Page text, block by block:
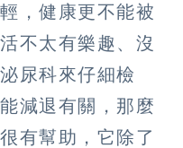
，健康更不能被
不太有樂趣、沒
尿科來仔細檢
減退有關，那麼
有幫助，它除了